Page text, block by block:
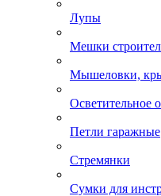
Лупы
Мешки
Мышеловки,
Осветительное
Петли гаражные
Стремянки
Сумки для